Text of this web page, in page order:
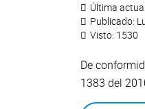
Última
Publicado:
Visto: 1530
De
1383 del